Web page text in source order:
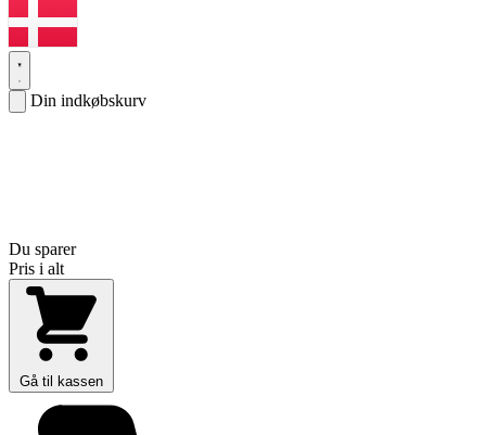
Din indkøbskurv
Du sparer
Pris i alt
Gå til kassen